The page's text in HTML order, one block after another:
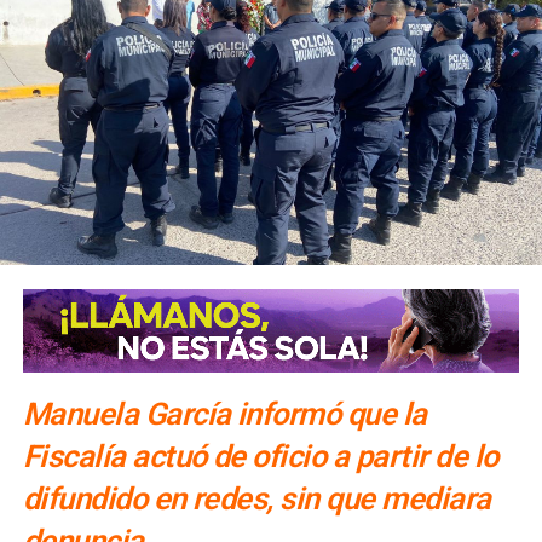
una o dos noches.
El número exacto de paquetes vendidos o apartados por
las agencias solo se conocerá al cierre de la temporada,
dijo Alonso.
También lee:Gallardo arranca operativo de seguridad para
Fenapo 2026
Manuela García informó que la
Fiscalía actuó de oficio a partir de lo
difundido en redes, sin que mediara